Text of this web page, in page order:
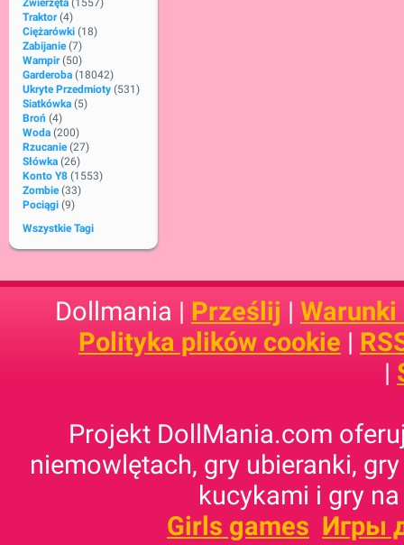
Zwierzęta (1557)
Traktor (4)
Ciężarówki (18)
Zabijanie (7)
Wampir (50)
Garderoba (18042)
Ukryte Przedmioty (531)
Siatkówka (5)
Broń (4)
Woda (200)
Rzucanie (27)
Słówka (26)
Konto Y8 (1553)
Zombie (33)
Pociągi (9)
Wszystkie Tagi
Dollmania | Prześlij |
Polityka plików cookie |
|
Projekt DollMania.com
niemowlętach, gry ubieranki,
kucykami i gry
Girls games Игры